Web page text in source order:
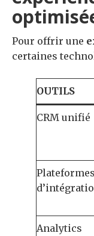
Pour offrir une
certaines
OUTILS
CRM unifié
Plateformes
Analytics